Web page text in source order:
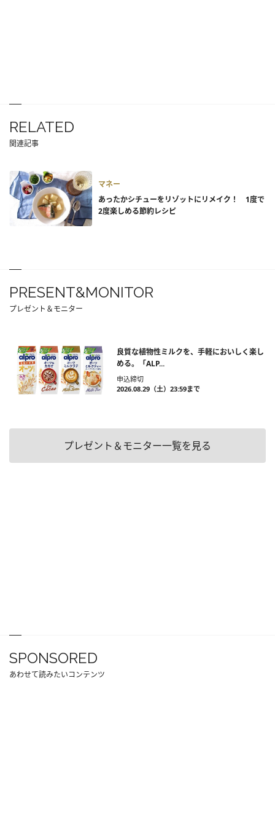
RELATED
関連記事
マネー
あったかシチューをリゾットにリメイク！ 1度で
2度楽しめる節約レシピ
PRESENT&MONITOR
プレゼント＆モニター
良質な植物性ミルクを、手軽においしく楽し
める。「ALP...
申込締切
2026.08.29（土）23:59まで
プレゼント＆モニター一覧を見る
SPONSORED
あわせて読みたいコンテンツ